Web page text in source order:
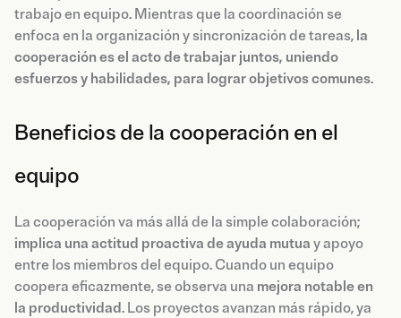
trabajo en equipo. Mientras que la coordinación se
enfoca en la organización y sincronización de tareas, la
cooperación es el acto de trabajar juntos, uniendo
esfuerzos y habilidades, para lograr objetivos comunes.
Beneficios de la cooperación en el
equipo
La cooperación va más allá de la simple colaboración;
implica una actitud proactiva de ayuda mutua y apoyo
entre los miembros del equipo. Cuando un equipo
coopera eficazmente, se observa una mejora notable en
la productividad. Los proyectos avanzan más rápido, ya